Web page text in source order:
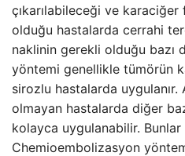
çıkarılabileceği ve karaciğer
olduğu hastalarda cerrahi
naklinin gerekli olduğu bazı
yöntemi genellikle tümörün
sirozlu hastalarda
olmayan hastalarda diğer
kolayca uygulanabilir.
Chemioembolizasyon